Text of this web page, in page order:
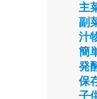
主
副
汁
簡
発
保
子